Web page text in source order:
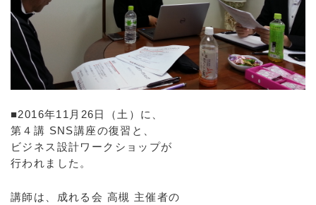
■2016年11月26日（土）に、
第４講 SNS講座の復習と、
ビジネス設計ワークショップが
行われました。
講師は、成れる会 高槻 主催者の